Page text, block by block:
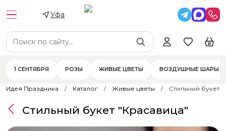
Уфа
1 СЕНТЯБРЯ РОЗЫ ЖИВЫЕ ЦВЕТЫ ВОЗДУШНЫЕ ШАРЫ
Идея Праздника Каталог Живые цветы Стильный букет
Стильный букет "Красавица"